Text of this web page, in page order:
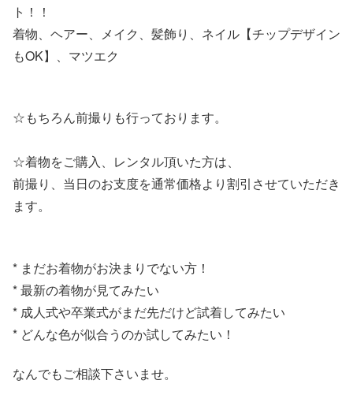
ト！！
着物、ヘアー、メイク、髪飾り、ネイル【チップデザイン
もOK】、マツエク
☆もちろん前撮りも行っております。
☆着物をご購入、レンタル頂いた方は、
前撮り、当日のお支度を通常価格より割引させていただき
ます。
* まだお着物がお決まりでない方！
* 最新の着物が見てみたい
* 成人式や卒業式がまだ先だけど試着してみたい
* どんな色が似合うのか試してみたい！
なんでもご相談下さいませ。